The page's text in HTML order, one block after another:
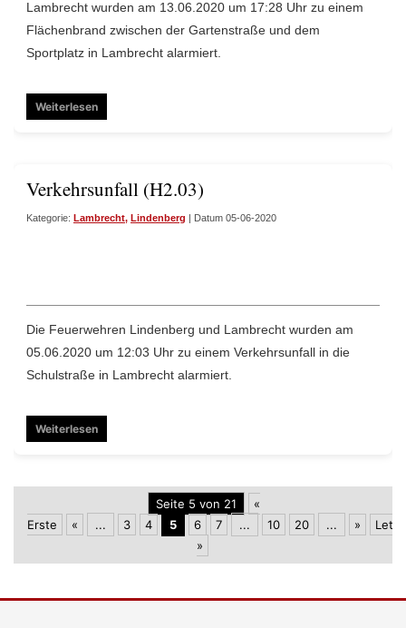
Lambrecht wurden am 13.06.2020 um 17:28 Uhr zu einem
Flächenbrand zwischen der Gartenstraße und dem
Sportplatz in Lambrecht alarmiert.
Weiterlesen
Verkehrsunfall (H2.03)
Kategorie: Lambrecht, Lindenberg | Datum 05-06-2020
Die Feuerwehren Lindenberg und Lambrecht wurden am
05.06.2020 um 12:03 Uhr zu einem Verkehrsunfall in die
Schulstraße in Lambrecht alarmiert.
Weiterlesen
Seite 5 von 21
«
Erste
« ... 3 4 5 6 7 ... 10 20 ... »
»